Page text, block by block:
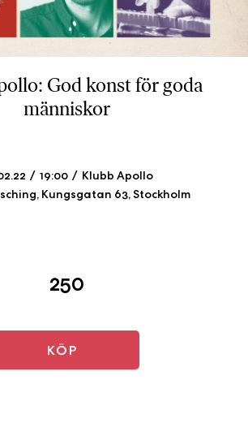
b
ö
c
e
r
n
s
F
i
T
a
God konst för goda
människor
19:00
Klubb Apollo
Kungsgatan 63, Stockholm
250
KÖP